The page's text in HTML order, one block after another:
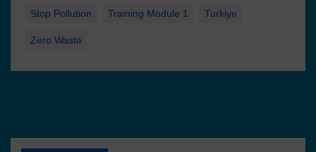
Stop Pollution Training Module 1 Turkiye
Zero Waste